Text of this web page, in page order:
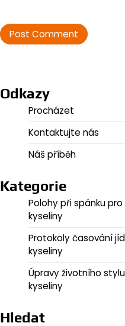
Odkazy
Procházet
Kontaktujte nás
Náš příběh
Kategorie
Polohy při spánku
kyseliny
Protokoly časování
kyseliny
Úpravy životního
kyseliny
Hledat